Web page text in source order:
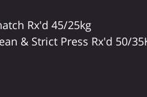
Rx'd 45/25kg
& Strict Press Rx'd 50/